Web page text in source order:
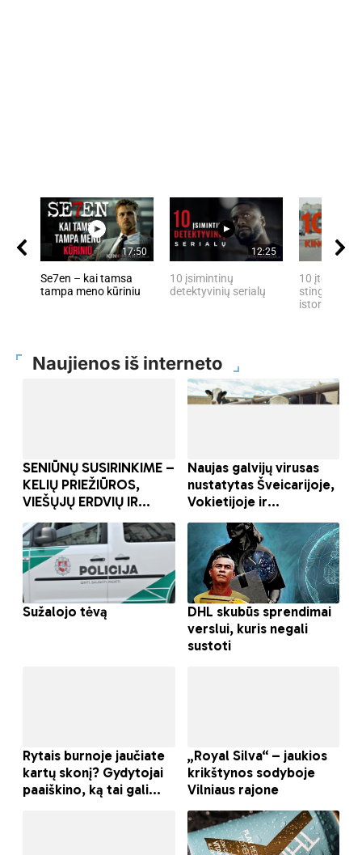
17:50
Se7en – kai tamsa
tampa meno kūriniu
12:25
10 įsimintinų
detektyvinių serialų
10 įtemptų,
stingdančių
istorijų
Naujienos iš interneto